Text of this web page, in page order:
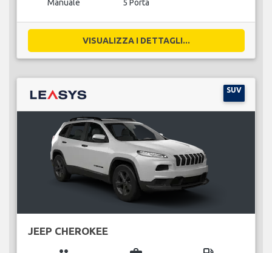
Manuale 5 Porta
VISUALIZZA I DETTAGLI...
SUV
JEEP CHEROKEE